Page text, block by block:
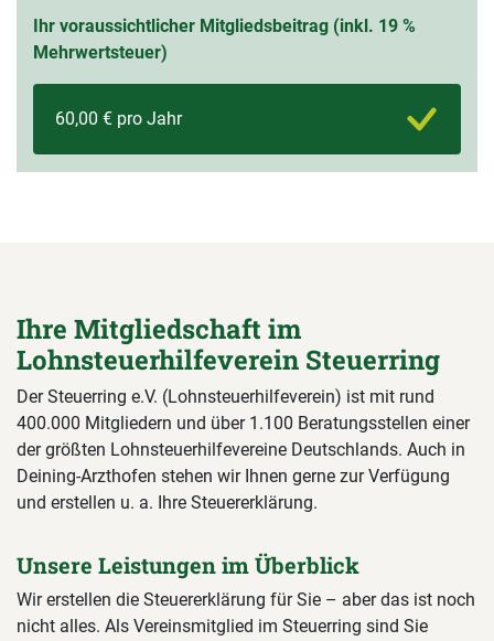
Ihr voraussichtlicher Mitgliedsbeitrag (inkl. 19 %
Mehrwertsteuer)
60,00 € pro Jahr
Ihre Mitgliedschaft im
Lohnsteuerhilfeverein Steuerring
Der Steuerring e.V. (Lohnsteuerhilfeverein) ist mit rund
400.000 Mitgliedern und über 1.100 Beratungsstellen einer
der größten Lohnsteuerhilfevereine Deutschlands. Auch in
Deining-Arzthofen stehen wir Ihnen gerne zur Verfügung
und erstellen u. a. Ihre Steuererklärung.
Unsere Leistungen im Überblick
Wir erstellen die Steuererklärung für Sie – aber das ist noch
nicht alles. Als Vereinsmitglied im Steuerring sind Sie